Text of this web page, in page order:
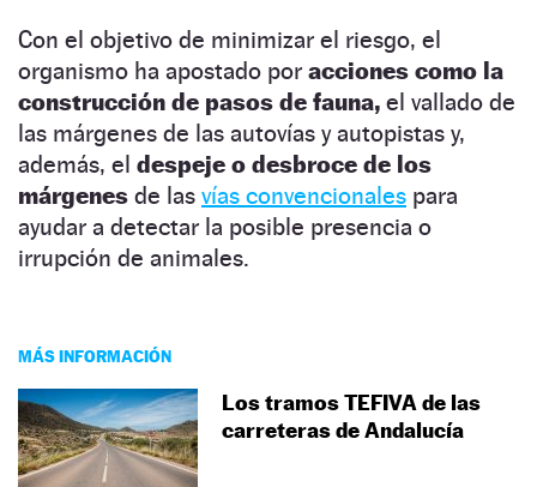
Con el objetivo de minimizar el riesgo, el
organismo ha apostado por acciones como la
construcción de pasos de fauna, el vallado de
las márgenes de las autovías y autopistas y,
además, el despeje o desbroce de los
márgenes de las vías convencionales para
ayudar a detectar la posible presencia o
irrupción de animales.
MÁS INFORMACIÓN
Los tramos TEFIVA de las
carreteras de Andalucía